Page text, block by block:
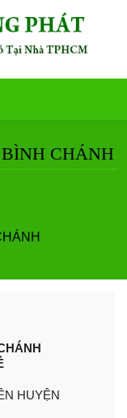
CHÁNH
HUYỆN